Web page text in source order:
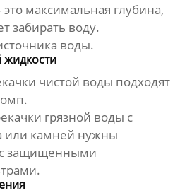
максимальная глубина,
забирать воду.
воды.
жидкости
чистой воды подходят
грязной воды с
или камней нужны
защищенными